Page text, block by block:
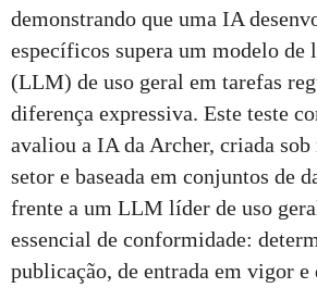
demonstrando que uma IA
específicos supera um modelo de
(LLM) de uso geral em tarefas
diferença expressiva. Este teste
avaliou a IA da Archer, criada sob
setor e baseada em conjuntos de
frente a um LLM líder de uso
essencial de conformidade:
publicação, de entrada em vigor e